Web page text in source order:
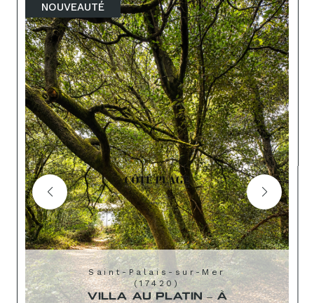
NOUVEAUTÉ
Saint-Palais-sur-Mer
(17420)
VILLA AU PLATIN – À